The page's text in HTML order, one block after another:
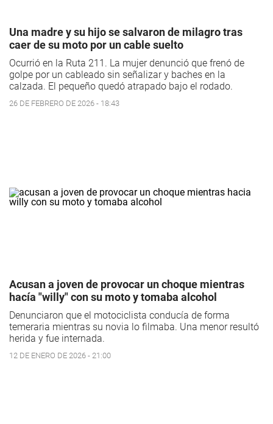
Una madre y su hijo se salvaron de milagro tras
caer de su moto por un cable suelto
Ocurrió en la Ruta 211. La mujer denunció que frenó de
golpe por un cableado sin señalizar y baches en la
calzada. El pequeño quedó atrapado bajo el rodado.
26 DE FEBRERO DE 2026 - 18:43
Acusan a joven de provocar un choque mientras
hacía "willy" con su moto y tomaba alcohol
Denunciaron que el motociclista conducía de forma
temeraria mientras su novia lo filmaba. Una menor resultó
herida y fue internada.
12 DE ENERO DE 2026 - 21:00